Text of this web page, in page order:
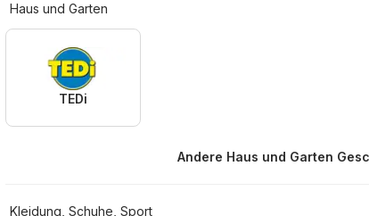
Haus und Garten
TEDi
Andere Haus und Garten
Kleidung, Schuhe, Sport